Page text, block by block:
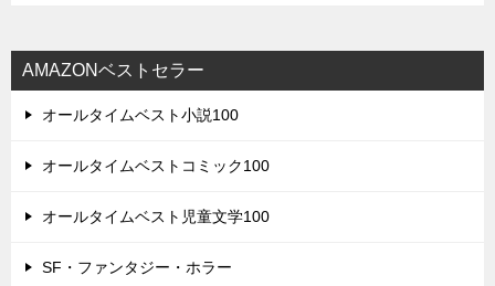
AMAZONベストセラー
オールタイムベスト小説100
オールタイムベストコミック100
オールタイムベスト児童文学100
SF・ファンタジー・ホラー